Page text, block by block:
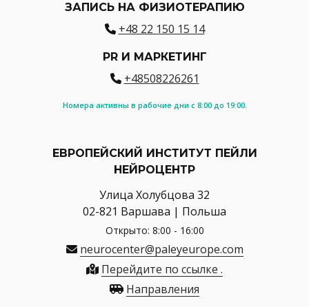
ЗАПИСЬ НА ФИЗИОТЕРАПИЮ
+48 22 150 15 14
PR И МАРКЕТИНГ
+48508226261
Номера активны в рабочие дни с 8:00 до 19:00.
ЕВРОПЕЙСКИЙ ИНСТИТУТ ПЕЙЛИ
НЕЙРОЦЕНТР
Улица Холубцова 32
02-821 Варшава | Польша
Открыто: 8:00 - 16:00
neurocenter@paleyeurope.com
Перейдите по ссылке .
Направления